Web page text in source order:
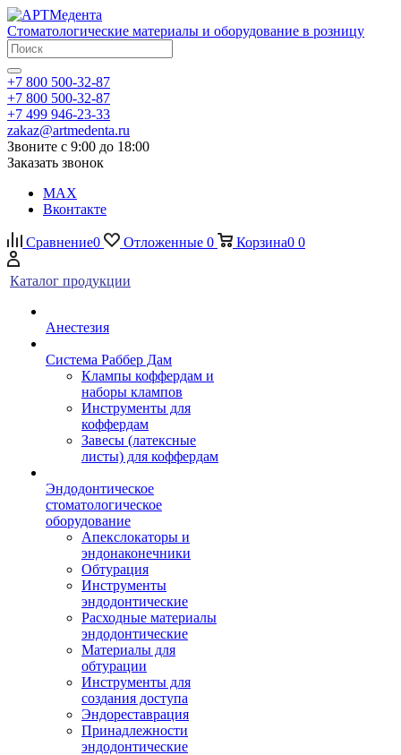
Стоматологические материалы и оборудование в розницу
+7 800 500-32-87
+7 800 500-32-87
+7 499 946-23-33
zakaz@artmedenta.ru
Звоните с 9:00 до 18:00
Заказать звонок
MAX
Вконтакте
Сравнение0 Отложенные 0 Корзина0 0
Каталог продукции
Анестезия
Система Раббер Дам
Клампы коффердам и
наборы клампов
Инструменты для
коффердам
Завесы (латексные
листы) для коффердам
Эндодонтическое
стоматологическое
оборудование
Апекслокаторы и
эндонаконечники
Обтурация
Инструменты
эндодонтические
Расходные материалы
эндодонтические
Материалы для
обтурации
Инструменты для
создания доступа
Эндореставрация
Принадлежности
эндодонтические